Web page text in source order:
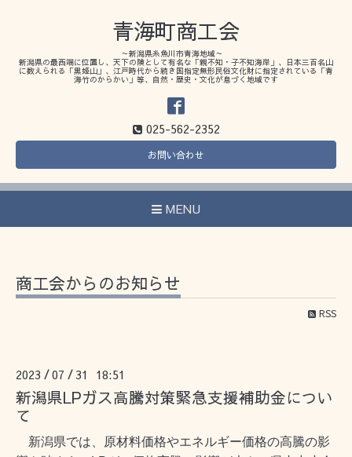
青海町商工会
～新潟県糸魚川市青海地域～
新潟県の最西端に位置し、天下の険として有名な「親不知・子不知海岸」、日本三百名山
に数えられる「黒姫山」、江戸時代から続き国指定無形民俗文化財に指定されている「青
海竹のからかい」等、自然・歴史・文化が息づく地域です
025-562-2352
お問い合わせ
MENU
商工会からのお知らせ
RSS
2023 /07 /31 18:51
新潟県LPガス高騰対策緊急支援補助金につい
て
新潟県では、原材料価格やエネルギー価格の高騰の影